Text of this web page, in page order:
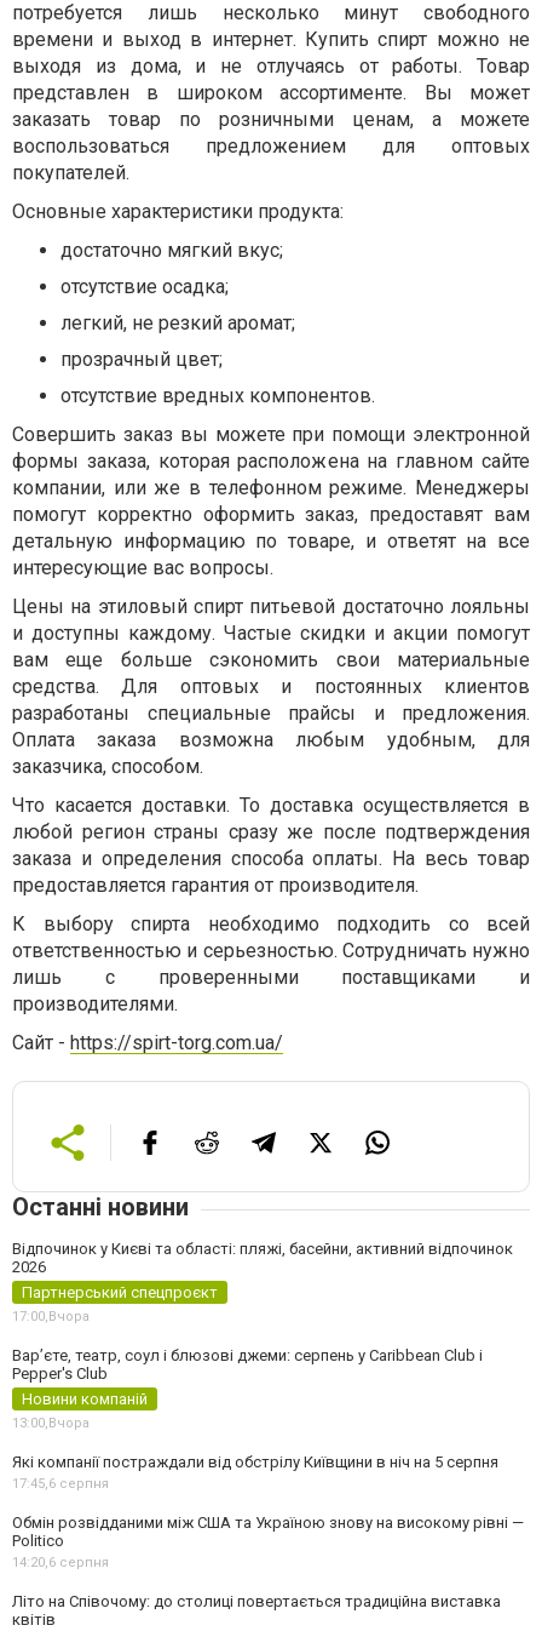
потребуется лишь несколько минут свободного
времени и выход в интернет. Купить спирт можно не
выходя из дома, и не отлучаясь от работы. Товар
представлен в широком ассортименте. Вы может
заказать товар по розничными ценам, а можете
воспользоваться предложением для оптовых
покупателей.
Основные характеристики продукта:
достаточно мягкий вкус;
отсутствие осадка;
легкий, не резкий аромат;
прозрачный цвет;
отсутствие вредных компонентов.
Совершить заказ вы можете при помощи электронной
формы заказа, которая расположена на главном сайте
компании, или же в телефонном режиме. Менеджеры
помогут корректно оформить заказ, предоставят вам
детальную информацию по товаре, и ответят на все
интересующие вас вопросы.
Цены на этиловый спирт питьевой достаточно лояльны
и доступны каждому. Частые скидки и акции помогут
вам еще больше сэкономить свои материальные
средства. Для оптовых и постоянных клиентов
разработаны специальные прайсы и предложения.
Оплата заказа возможна любым удобным, для
заказчика, способом.
Что касается доставки. То доставка осуществляется в
любой регион страны сразу же после подтверждения
заказа и определения способа оплаты. На весь товар
предоставляется гарантия от производителя.
К выбору спирта необходимо подходить со всей
ответственностью и серьезностью. Сотрудничать нужно
лишь с проверенными поставщиками и
производителями.
Сайт - https://spirt-torg.com.ua/
Останні новини
Відпочинок у Києві та області: пляжі, басейни, активний відпочинок
2026
Партнерський спецпроєкт
17:00, Вчора
Вар’єте, театр, соул і блюзові джеми: серпень у Caribbean Club і
Pepper's Club
Новини компаній
13:00, Вчора
Які компанії постраждали від обстрілу Київщини в ніч на 5 серпня
17:45,6 серпня
Обмін розвідданими між США та Україною знову на високому рівні —
Politico
14:20,6 серпня
Літо на Співочому: до столиці повертається традиційна виставка
квітів